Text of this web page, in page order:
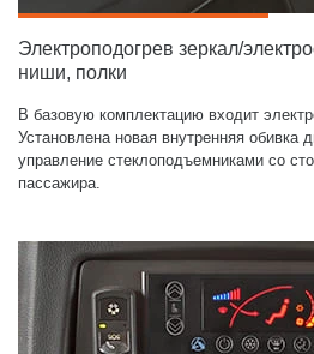
Электроподогрев зеркал/
ниши, полки
В базовую комплектацию входит
Установлена новая внутренняя
управление стеклоподъемниками со
пассажира.